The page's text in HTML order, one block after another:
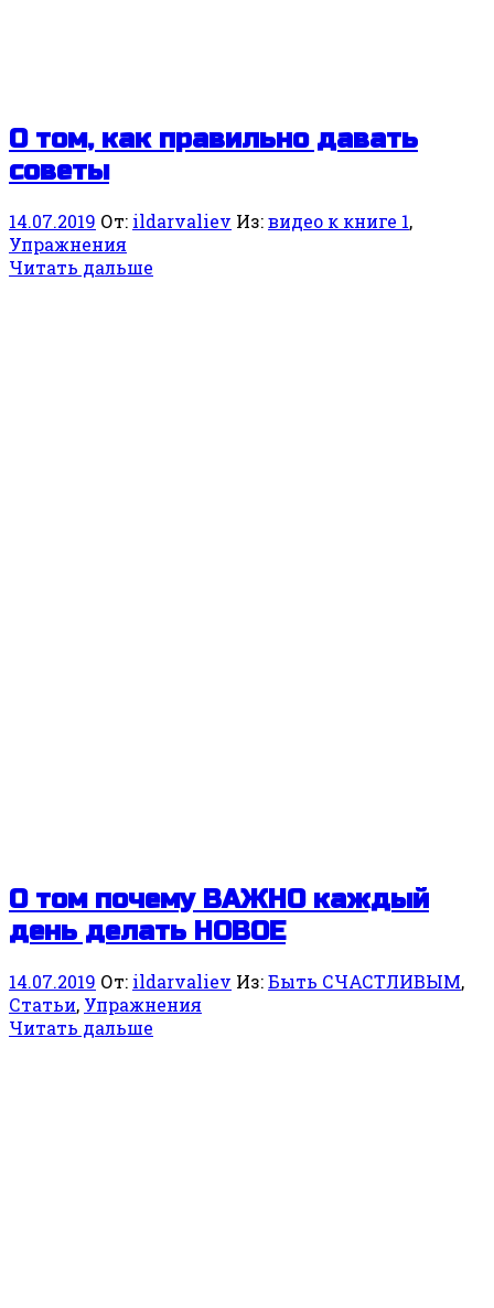
О том, как правильно давать
советы
14.07.2019 От: ildarvaliev Из:видео к книге 1,
Упражнения
Читать дальше
О том почему ВАЖНО каждый
день делать НОВОЕ
14.07.2019 От: ildarvaliev Из:Быть СЧАСТЛИВЫМ,
Статьи, Упражнения
Читать дальше